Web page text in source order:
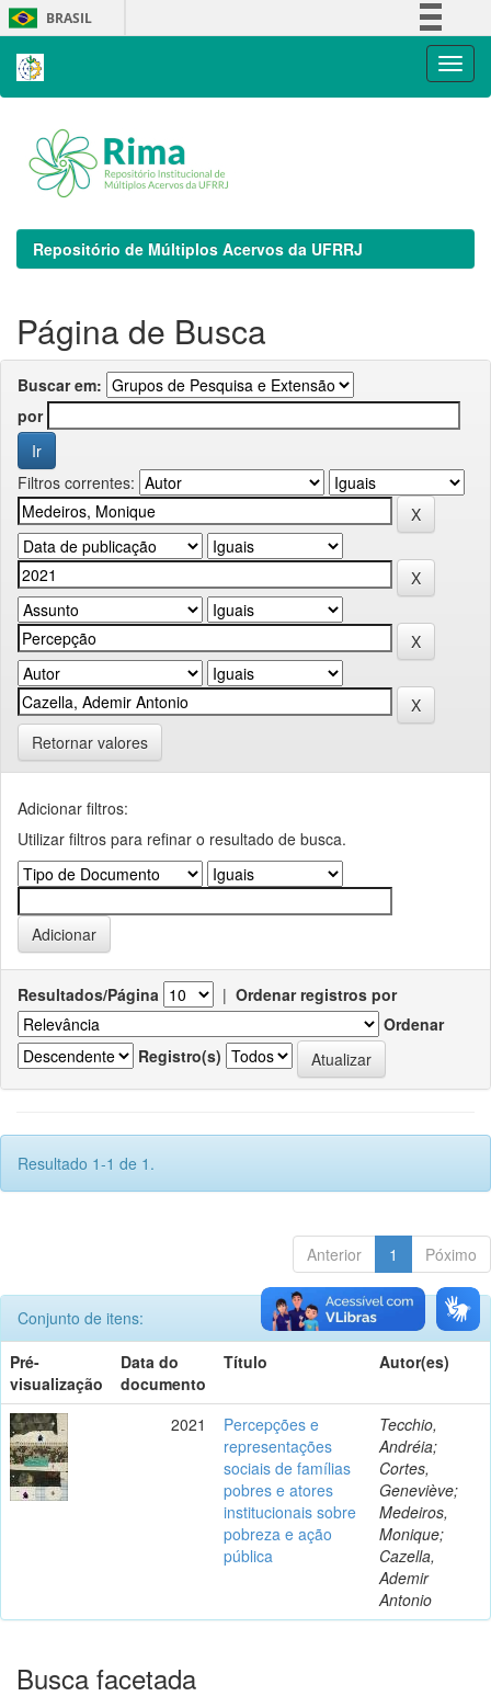
Skip
navigation
BRASIL
Repositório de Múltiplos Acervos da UFRRJ
Página de Busca
Buscar em:
por
Filtros correntes:
Retornar valores
Adicionar filtros:
Utilizar filtros para refinar o resultado de busca.
Resultados/Página | Ordenar registros por
Ordenar
Registro(s)
Resultado 1-1 de 1.
Anterior 1 Póximo
Conjunto de itens:
Pré-
visualização
Data do
documento
Título Autor(es)
2021
Percepções e
representações
sociais de famílias
pobres e atores
institucionais sobre
pobreza e ação
pública
Tecchio,
Andréia;
Cortes,
Geneviève;
Medeiros,
Monique;
Cazella,
Ademir
Antonio
Busca facetada